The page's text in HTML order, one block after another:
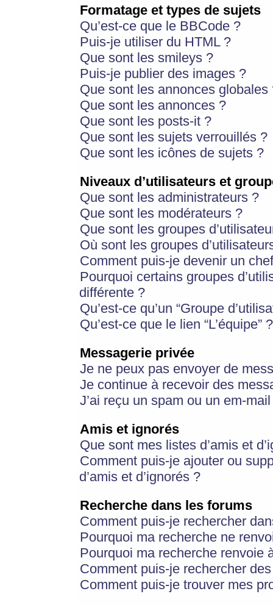
Formatage et types de sujets
Qu’est-ce que le BBCode ?
Puis-je utiliser du HTML ?
Que sont les smileys ?
Puis-je publier des images ?
Que sont les annonces globales
Que sont les annonces ?
Que sont les posts-it ?
Que sont les sujets verrouillés ?
Que sont les icônes de sujets ?
Niveaux d’utilisateurs et
Que sont les administrateurs ?
Que sont les modérateurs ?
Que sont les groupes
Où sont les groupes
Comment puis-je devenir un
Pourquoi certains groupes
différente ?
Qu’est-ce qu’un “Groupe
Qu’est-ce que le lien “L’équipe” ?
Messagerie privée
Je ne peux pas envoyer de
Je continue à recevoir des
J’ai reçu un spam ou un em-
Amis et ignorés
Que sont mes listes d’amis et
Comment puis-je ajouter ou
d’amis et d’ignorés ?
Recherche dans les forums
Comment puis-je rechercher
Pourquoi ma recherche ne
Pourquoi ma recherche renvoie
Comment puis-je rechercher
Comment puis-je trouver mes